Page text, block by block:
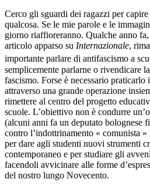
Cerco gli sguardi dei ragazzi per
qualcosa. Se le mie parole e le
giorno riaffioreranno. Qualche anno fa,
articolo apparso su Internazionale,
importante parlare di antifascismo a
semplicemente parlarne o rivendicare
fascismo. Forse è necessario praticarlo
attraverso una grande operazione
rimettere al centro del progetto
scuole. L’obiettivo non è condurre
(alcuni anni fa un deputato bolognese
contro l’indottrinamento « comunista
per dare agli studenti nuovi strumenti
contemporaneo e per studiare gli
facendoli avvicinare alle forme
del nostro lungo Novecento.